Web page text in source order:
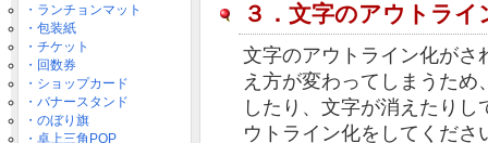
・ランチョンマット
・包装紙
・チケット
・回数券
・ショップカード
・バナースタンド
・のぼり旗
・卓上三角POP
３．文字のアウトラ
文字のアウトライン化がさ
え方が変わってしまうた
したり、文字が消えたり
ウトライン化をしてくださ